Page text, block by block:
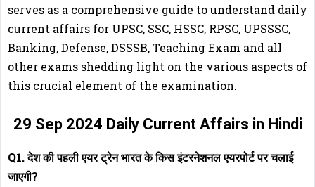
serves as a comprehensive guide to understand daily
current affairs for UPSC, SSC, HSSC, RPSC, UPSSSC,
Banking, Defense, DSSSB, Teaching Exam and all
other exams shedding light on the various aspects of
this crucial element of the examination.
29 Sep 2024 Daily Current Affairs in Hindi
Q1. देश की पहली एयर ट्रेन भारत के किस इंटरनेशनल एयरपोर्ट पर चलाई
जाएगी?